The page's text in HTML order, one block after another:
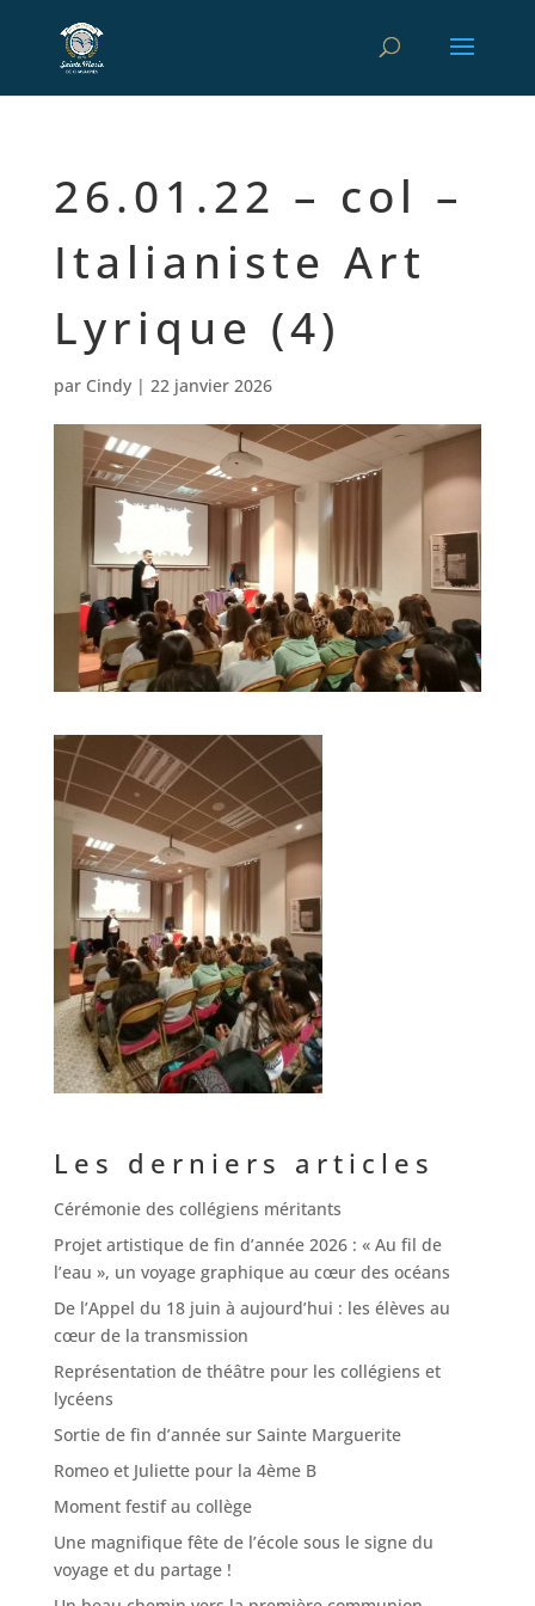
26.01.22 – col –
Italianiste Art
Lyrique (4)
par Cindy| 22 janvier 2026
Les derniers articles
Cérémonie des collégiens méritants
Projet artistique de fin d’année 2026 : « Au fil de
l’eau », un voyage graphique au cœur des océans
De l’Appel du 18 juin à aujourd’hui : les élèves au
cœur de la transmission
Représentation de théâtre pour les collégiens et
lycéens
Sortie de fin d’année sur Sainte Marguerite
Romeo et Juliette pour la 4ème B
Moment festif au collège
Une magnifique fête de l’école sous le signe du
voyage et du partage !